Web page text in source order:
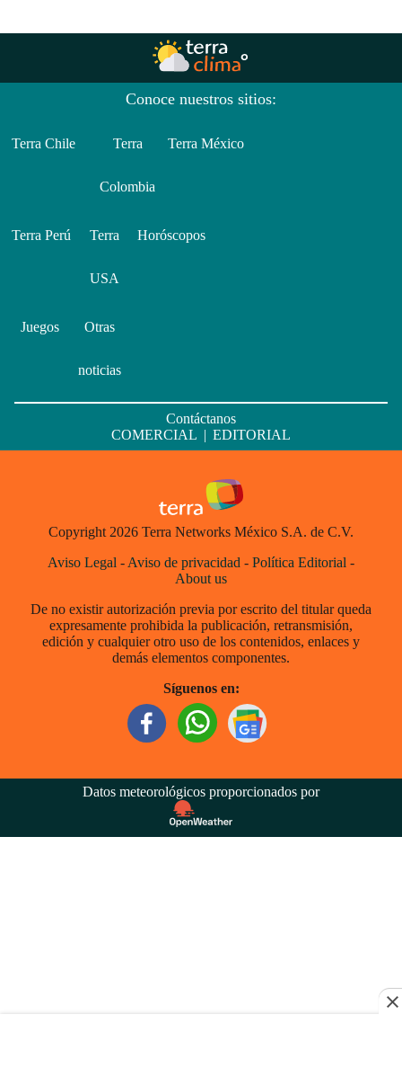
Conoce nuestros sitios:
Terra Chile Terra
Colombia
Terra México
Terra Perú Terra
USA
Horóscopos
Juegos Otras
noticias
Contáctanos
COMERCIAL | EDITORIAL
Copyright 2026 Terra Networks México S.A. de C.V.
Aviso Legal - Aviso de privacidad - Política Editorial -
About us
De no existir autorización previa por escrito del titular queda
expresamente prohibida la publicación, retransmisión,
edición y cualquier otro uso de los contenidos, enlaces y
demás elementos componentes.
Síguenos en:
Datos meteorológicos proporcionados por